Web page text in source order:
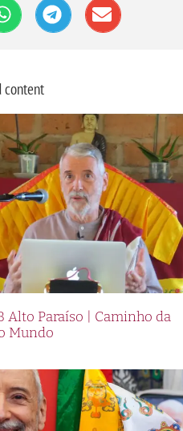
content
Alto Paraíso | Caminho da
Mundo